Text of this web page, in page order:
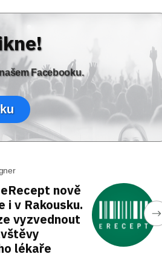
Facebooku.
nově
i v Rakousku.
vyzvednout
lékaře